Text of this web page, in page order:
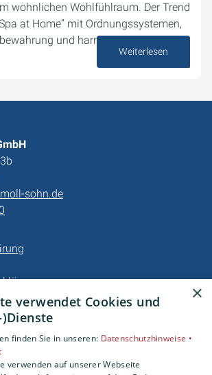
wohnlichen Wohlfühlraum. Der Trend
at Home“ mit Ordnungssystemen,
und harmonischen…
Weiterlesen
sohn.de
×
verwendet Cookies und
finden Sie in unseren: Datenschutzhinweise •
verwenden auf unserer Webseite